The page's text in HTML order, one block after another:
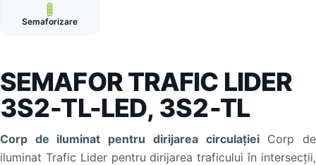
Semaforizare
SEMAFOR TRAFIC LIDER
3S2-TL-LED, 3S2-TL
Corp de iluminat pentru dirijarea circulaţieiCorp de
iluminat Trafic Lider pentru dirijarea traficului în intersecții,